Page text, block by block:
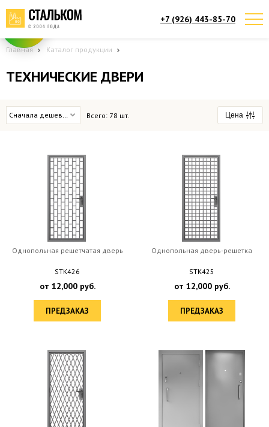
+7 (926) 443-85-70
Главная Каталог продукции
ТЕХНИЧЕСКИЕ ДВЕРИ
Сначала дешевые Всего: 78 шт. Цена
Однопольная решетчатая дверь
STK426
от 12,000руб.
ПРЕДЗАКАЗ
Однопольная дверь-решетка
STK425
от 12,000руб.
ПРЕДЗАКАЗ
Telegram
Max